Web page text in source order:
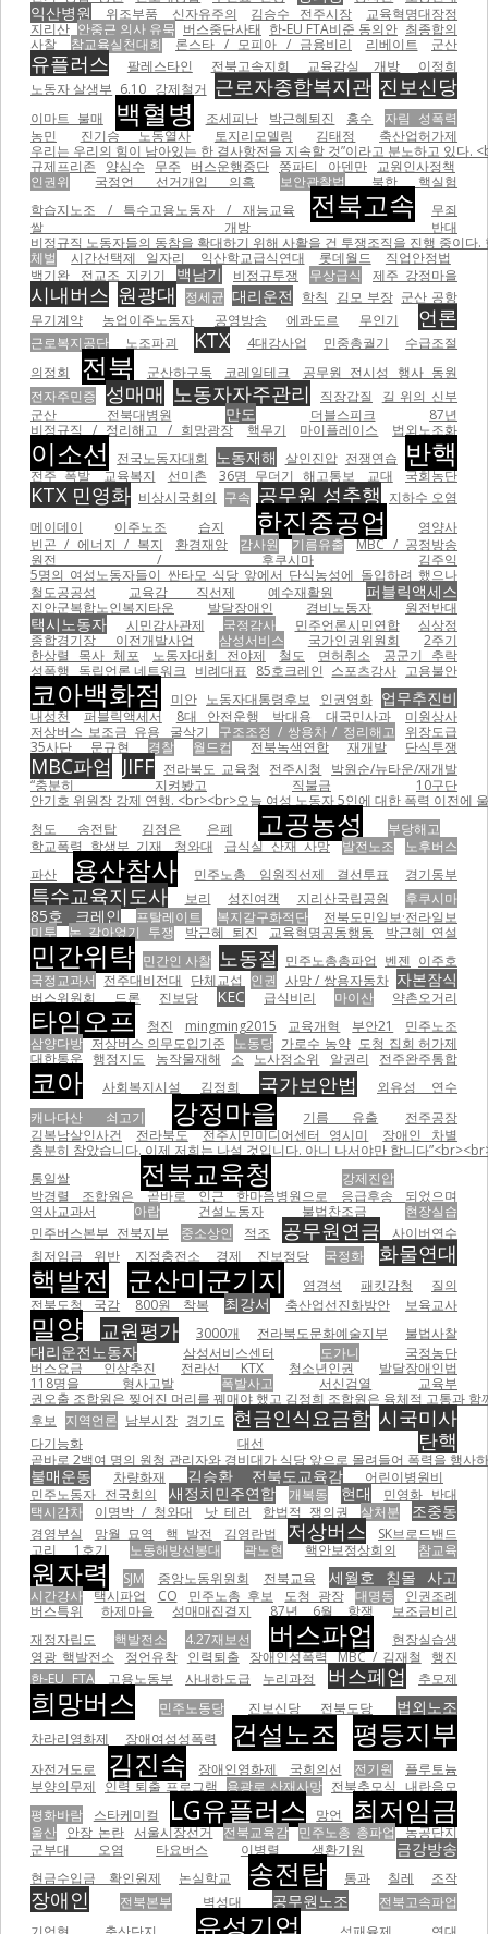
익산병원 위조부품 신자유주의 김승수 전주시장
교육혁명대장정
지리산 안중근 의사 유묵 버스중단사태 한-EU FTA비준 동의안 최종합의
사찰
참교육실천대회 론스타 / 모피아 / 금융비리 리베이트 군산
유플러스 팔레스타인 전북고속지회 교육감실 개방
이정희
노동자 살생부 6.10 강제철거 근로자종합복지관 진보신당
이마트 불매 백혈병 조세피난 박근혜퇴진 홍수
자림 성폭력
농민
진기승 노동열사 토지리모델링 김태정
축산업허가제
우리는 우리의 힘이 남아있는 한 결사항전을 지속할 것”이라고 분노하고 있다.
규제프리존
양심수 무주 버스운행중단 쫑파티 아덴만 교원인사정책
인권위
국정언 선거개입 의혹 보안관찰법
북한 핵실험
학습지노조 / 특수고용노동자 / 재능교육
전북고속
무죄
쌀 개방 반대
비정규직 노동자들의 동참을 확대하기 위해 사활을 건 투쟁조직을 진행 중이다.
체벌
시간선택제 일자리 익산학교급식연대 롯데월드
직업안정법
백기완
전교조 지키기 백남기 비정규투쟁 무상급식 제주 강정마을
시내버스 원광대 정세균 대리운전 학칙 김모 부장 군산 공항
무기계약
농업이주노동자 공영방송 에콰도르 무인기 언론
근로복지공단 노조파괴 KTX 4대강사업 민중총궐기
수급조절
의정회
전북 군산하구둑 코레일테크
공무원 전시성 행사 동원
전자주민증 성매매 노동자자주관리 직장갑질
길 위의 신부
군산 전북대병원
만도 더블스피크
87년
비정규직 / 정리해고 / 희망광장
핵무기 마이플레이스 법외노조화
이소선 전국노동자대회 노동재해 살인진압 전쟁연습 반핵
전주 폭발 교육복지 선미촌 36명 무더기 해고통보 교대 국회농단
KTX 민영화 비상시국회의 구속 공무원 성추행 지하수 오염
메이데이
이주노조 습지 한진중공업
영양사
빈곤 / 에너지 / 복지
환경재앙 감사원 기름유출
MBC / 공정방송
원전 / 후쿠시마
김주익
5명의 여성노동자들이 싼타모 식당 앞에서 단식농성에 돌입하려 했으나
철도공공성
교육감 직선제 예수재활원 퍼블릭액세스
진안군복합노인복지타운 발달장애인 경비노동자 원전반대
택시노동자 시민감사관제 국정감사 민주언론시민연합
심상정
종합경기장 이전개발사업
삼성서비스 국가인권위원회
2주기
한상렬 목사 체포
노동자대회 전야제 철도 면허취소
공군기 추락
성폭행 독립언론 네트워크 비례대표 85호크레인 스포츠강사 고용불안
코아백화점 미안 노동자대통령후보 인권영화 업무추진비
내성천 퍼블릭액세서 8대 안전운행 박대용 대국민사과
미원상사
저상버스 보조금 유용
굴삭기 구조조정 / 쌍용차 / 정리해고
위장도급
35사단
문규현 경찰 월드컵 전북녹색연합 재개발 단식투쟁
MBC파업 JIFF 전라북도 교육청 전주시청
박원순/뉴타운/재개발
“충분히 지켜봤고
직불금
10구단
안기호 위원장 강제 연행. <br><br>오늘 여성 노동자 5인에 대한 폭력 이전
청도 송전탑
김정은 은폐 고공농성
부당해고
학교폭력 학생부 기재
청와대 급식실 산재 사망 발전노조
노후버스
파산
용산참사 민주노총 임원직선제 결선투표 경기동부
특수교육지도사 보리 성진여객 지리산국립공원 후쿠시마
85호 크레인 프탈레이트 복지갈구화적단
전북도민일보·전라일보
미투
논 갈아엎기 투쟁 박근혜 퇴진 교육혁명공동행동 박근혜 연설
민간위탁 민간인 사찰 노동절 민주노총총파업 벤젠 이주호
국정교과서 전주대비전대 단체교섭 인권 사망 / 쌍용자동차 자본잠식
버스위원회 드론 진보당 KEC 급식비리 마이산 약촌오거리
타임오프 청진 mingming2015 교육개혁 부안21
민주노조
삼양다방 저상버스 의무도입기준 노동당 가로수 농약 도청 집회 허가제
대한통운 행정지도 농작물재해 소 노사정소위 알권리 전주완주통합
코아 사회복지시설 김정희 국가보안법
외유성 연수
캐나다산 쇠고기
강정마을 기름 유출
전주공장
김복남살인사건
전라북도 전주시민미디어센터 영시미
장애인 차별
충분히 참았습니다. 이제 저희는 나설 것입니다. 아니 나서야만 합니다
통일쌀
전북교육청
강제진압
박경렬 조합원은 곧바로 인근 한마음병원으로 응급후송 되었으며
역사교과서
아랍 건설노동자 불법찬조금
현장실습
민주버스본부 전북지부
중소상인 적조 공무원연금
사이버연수
최저임금 위반
지정충전소 경제 진보정당 국정화 화물연대
핵발전 군산미군기지 염경석 패킷감청
질의
전북도청 국감
800원 착복 최강서 축산업선진화방안 보육교사
밀양 교원평가 3000개 전라북도문화예술지부 불법사찰
대리운전노동자 삼성서비스센터 도가니
국정농단
버스요금 인상추진
전라선 KTX 청소년인권
발달장애인법
118명을 형사고발
폭발사고 서신검열
교육부
권오출 조합원은 찢어진 머리를 꿰매야 했고 김정희 조합원은 육체적 고통과
후보 지역언론 남부시장 경기도 현금인식요금함 시국미사
다기능화 대선 탄핵
곧바로 2백여 명의 원청 관리자와 경비대가 식당 앞으로 몰려들어 폭력을 행
불매운동 차량화재 김승환 전북도교육감
어린이병원비
민주노동자 전국회의
새정치민주연합 개복동 현대
민영화 반대
택시감차
이명박 / 청와대 낫 테러 합법적 쟁의권 살처분 조중동
경영부실 망월 묘역 핵 발전 김영란법 저상버스
SK브로드밴드
고리 1호기
노동해방선봉대 곽노현 핵안보정상회의 참교육
원자력 SJM 중앙노동위원회 전북교육 세월호 침몰 사고
시간강사 택시파업 CO 민주노총 후보 도청 광장 대명동
인권조례
버스특위
하제마을 성매매집결지 87년 6월 항쟁
보조금비리
재정자립도
핵발전소 4.27재보선 버스파업
현장실습생
영광 핵발전소
정언유착 인력퇴출 장애인성폭력 MBC / 김재철
행진
한-EU FTA
고용노동부 사내하도급 누리과정 버스폐업 추모제
희망버스 민주노동당 진보신당 전북도당 법외노조
차라리영화제 장애여성성폭력 건설노조 평등지부
자전거도로 김진숙 장애인영화제 국회의선 전기원
플루토늄
부양의무제 인력 퇴출 프로그램 용광로 산재사망 전북추모식 내란음모
평화바람
스타케미컬 LG유플러스 망언 최저임금
울산 안장 논란 서울시장선거 전북교육감 민주노총 총파업
농공단지
군부대 오염
타요버스 이병렬 생환기원 금강방송
현금수입금 확인원제 논실학교 송전탑 통과 칠레 조작
장애인 전북본부 벽성대 공무원노조
전북고속파업
유성기업